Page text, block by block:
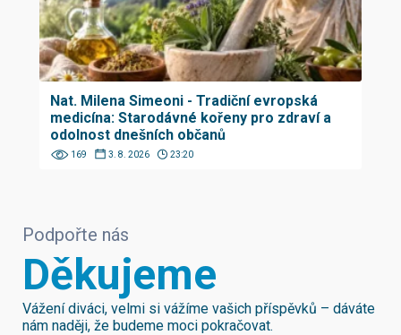
Nat. Milena Simeoni - Tradiční evropská
medicína: Starodávné kořeny pro zdraví a
odolnost dnešních občanů
169 3. 8. 2026 23:20
Podpořte nás
Děkujeme
Vážení diváci, velmi si vážíme vašich příspěvků – dáváte
nám naději, že budeme moci pokračovat.